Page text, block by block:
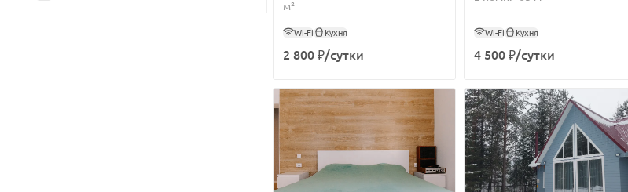
м²
Wi-Fi Кухня
2 800 ₽/сутки
Wi-Fi Кухня
4 500 ₽/сутки